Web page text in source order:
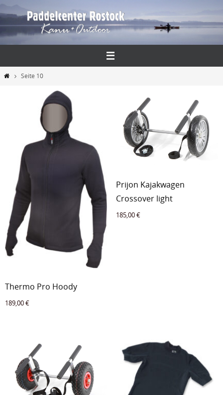
Inhalt
springen
StartSeite 10
Thermo Pro Hoody
189,00€
Prijon Kajakwagen
Crossover light
185,00€